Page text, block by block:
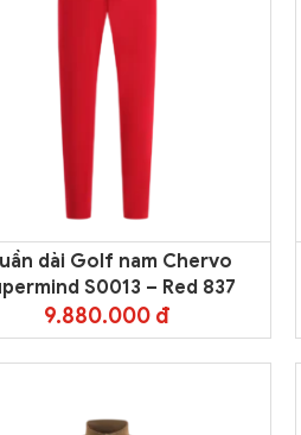
dài Golf nam Chervo
S0013 – Red 837
9.880.000 đ